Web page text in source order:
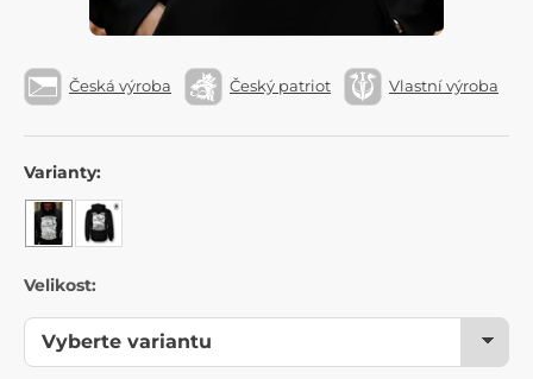
Česká výroba Český patriot Vlastní výroba
Varianty:
Velikost: